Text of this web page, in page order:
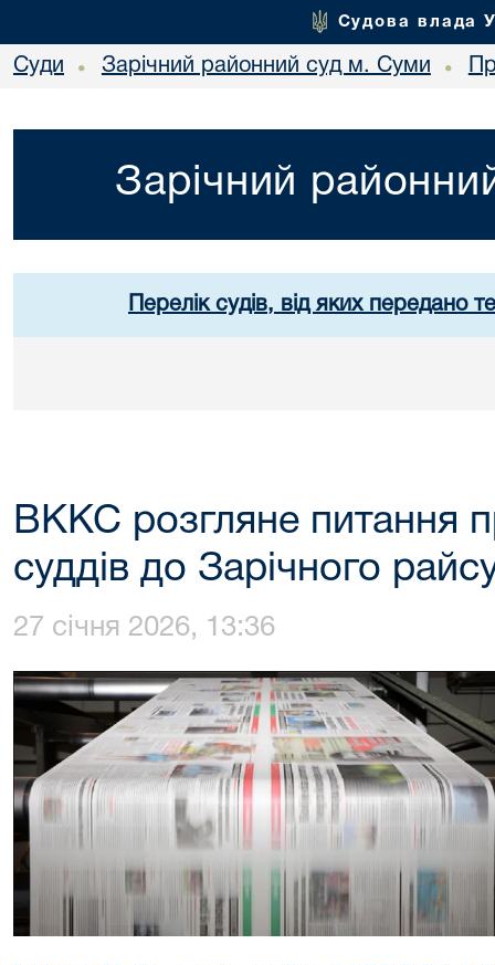
Судова влада
Суди • Зарічний районний суд м. Суми •
Зарічний
Перелік судів, від яких передано
ВККС розгляне питання
суддів до Зарічного
27 січня 2026, 13:36